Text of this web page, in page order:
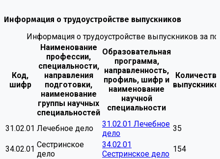
Информация о трудоустройстве выпускников
Информация о трудоустройстве выпускников за
Код,
шифр
Наименование
профессии,
специальности,
направления
подготовки,
наименование
группы научных
специальностей
Образовательная
программа,
направленность,
профиль, шифр и
наименование
научной
специальности
31.02.01 Лечебное дело
31.02.01 Лечебное
дело
35
34.02.01 Сестринское
дело
34.02.01
Сестринское дело
154